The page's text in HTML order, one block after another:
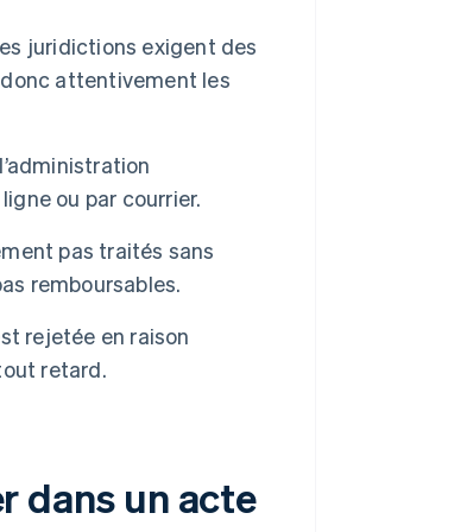
juridictions exigent des
attentivement les
ou par courrier.
pas traités sans
remboursables.
rejetée en raison
retard.
dans un acte